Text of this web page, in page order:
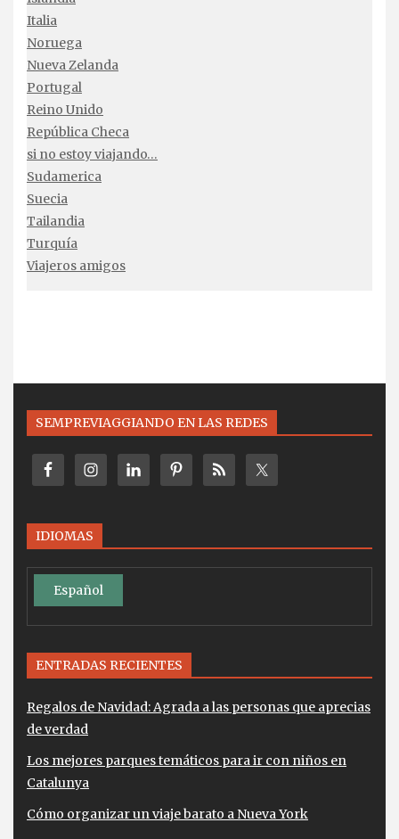
Italia
Noruega
Nueva Zelanda
Portugal
Reino Unido
República Checa
si no estoy viajando…
Sudamerica
Suecia
Tailandia
Turquía
Viajeros amigos
SEMPREVIAGGIANDO EN LAS REDES
IDIOMAS
Español
ENTRADAS RECIENTES
Regalos de Navidad: Agrada a las personas que aprecias
de verdad
Los mejores parques temáticos para ir con niños en
Catalunya
Cómo organizar un viaje barato a Nueva York